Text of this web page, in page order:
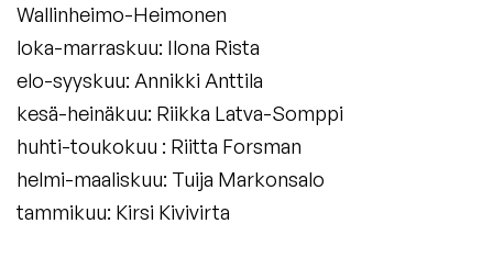
Wallinheimo-Heimonen
loka-marraskuu: Ilona Rista
elo-syyskuu: Annikki Anttila
kesä-heinäkuu: Riikka Latva-Somppi
huhti-toukokuu : Riitta Forsman
helmi-maaliskuu: Tuija Markonsalo
tammikuu: Kirsi Kivivirta